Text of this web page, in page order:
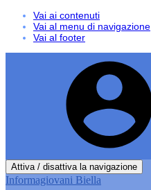
Vai ai contenuti
Vai al menu di navigazione
Vai al footer
Attiva / disattiva la navigazione
Informagiovani Biella